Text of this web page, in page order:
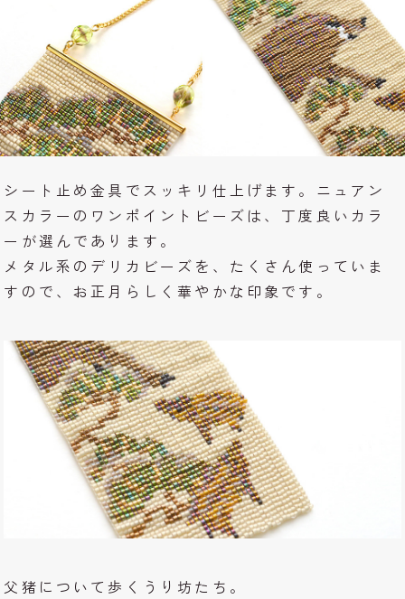
シート止め金具でスッキリ仕上げます。ニュアン
スカラーのワンポイントビーズは、丁度良いカラ
ーが選んであります。
メタル系のデリカビーズを、たくさん使っていま
すので、お正月らしく華やかな印象です。
父猪について歩くうり坊たち。